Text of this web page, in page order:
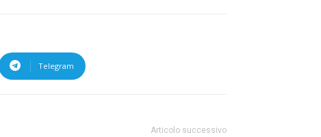
Telegram
Articolo successivo